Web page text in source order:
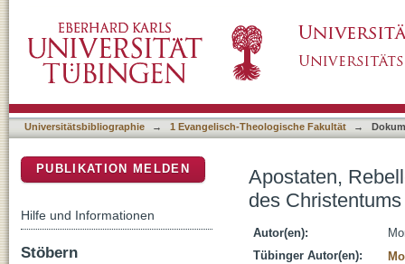
Universitätsbibliographie → 1 Evangelisch-Theologische Fakultät →
Apostaten,
des Christentums
Autor(en):
Tübinger Autor(en):
PUBLIKATION MELDEN
Hilfe und Informationen
Stöbern